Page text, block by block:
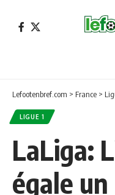
Lefootenbref.com > France >
LIGUE 1
LaLiga:
égale